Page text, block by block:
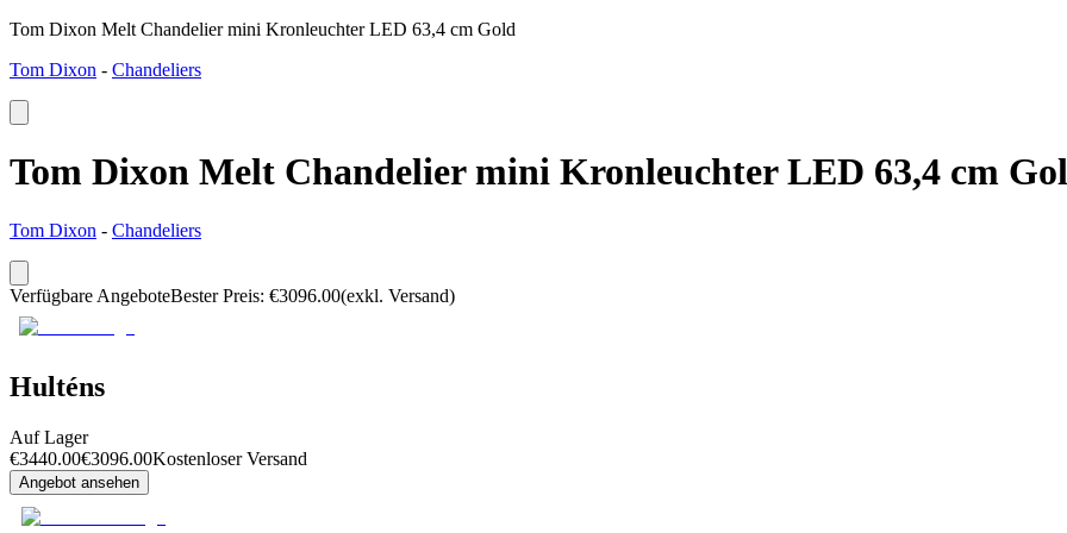
Tom Dixon Melt Chandelier mini Kronleuchter LED 63,4 cm Gold
Tom Dixon - Chandeliers
Tom Dixon Melt Chandelier mini Kronleuchter LED 63,4 cm
Tom Dixon - Chandeliers
Verfügbare AngeboteBester Preis: €3096.00(exkl. Versand)
Hulténs
Auf Lager
€3440.00€3096.00Kostenloser Versand
Angebot ansehen